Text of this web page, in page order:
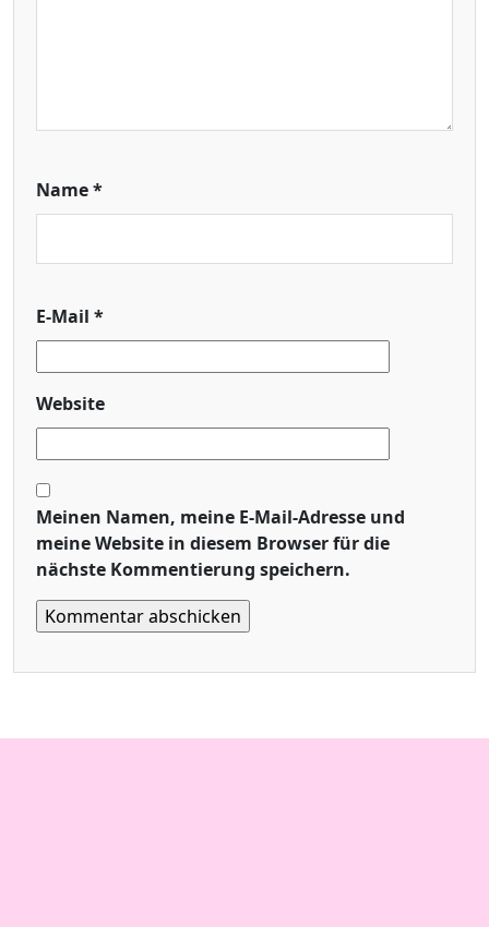
Name*
E-Mail *
Website
Meinen Namen, meine E-Mail-Adresse und
meine Website in diesem Browser für die
nächste Kommentierung speichern.